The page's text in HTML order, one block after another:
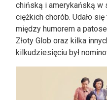
chińską i amerykańską w
ciężkich chorób. Udało
między humorem a
Złoty Glob oraz kilka
kilkudziesięciu był